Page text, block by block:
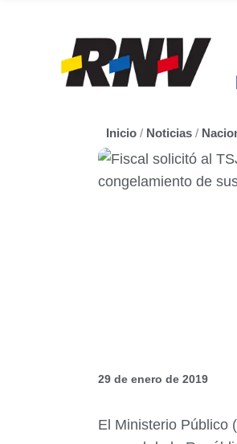
Inicio / Noticias /
29 de enero de 2019
El Ministerio Público